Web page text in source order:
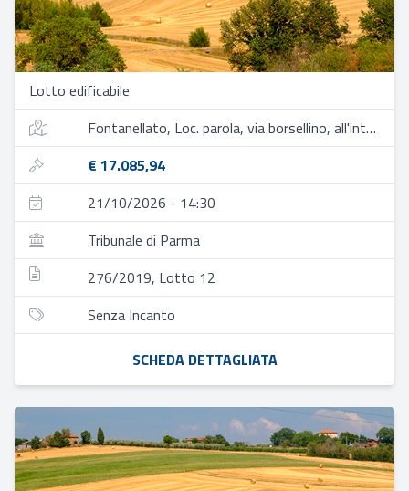
Lotto edificabile
Fontanellato, Loc. parola, via borsellino, all'interno del comparto c1.6
€ 17.085,94
21/10/2026 - 14:30
Tribunale di Parma
276/2019, Lotto 12
Senza Incanto
SCHEDA DETTAGLIATA